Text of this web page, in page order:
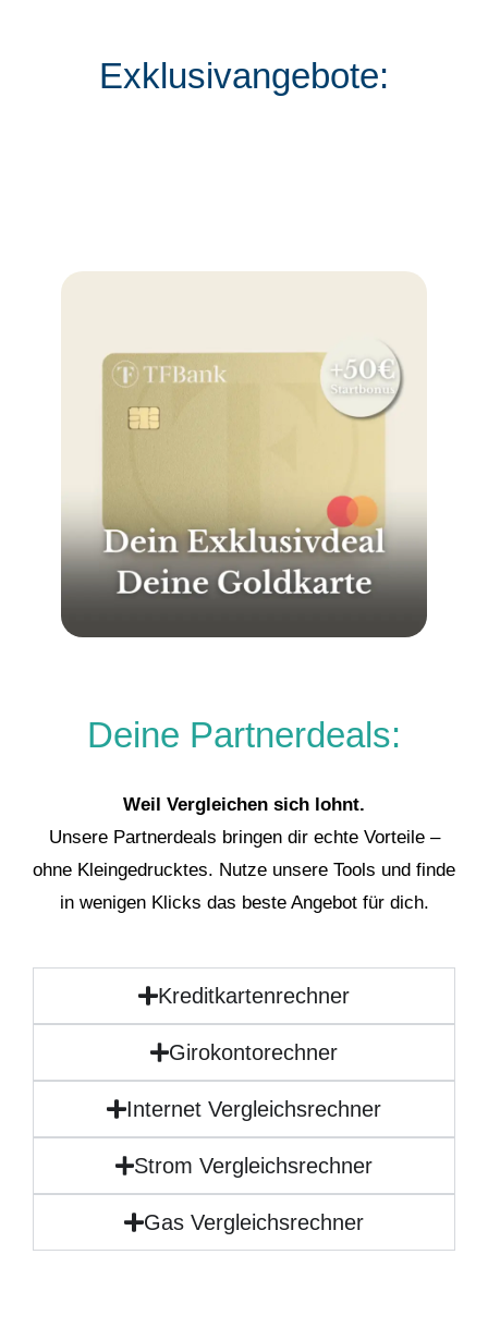
Exklusivangebote:
Deine Partnerdeals:
Weil Vergleichen sich lohnt.
Unsere Partnerdeals bringen dir echte Vorteile –
ohne Kleingedrucktes. Nutze unsere Tools und finde
in wenigen Klicks das beste Angebot für dich.
Kreditkartenrechner
Girokontorechner
Internet Vergleichsrechner
Strom Vergleichsrechner
Gas Vergleichsrechner